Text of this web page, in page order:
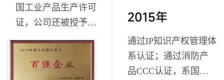
国工业产品生产许可
证，公司还被授予上
2015年
通过IP知识产权管理体
系认证；通过消防产
品CCC认证，系国内